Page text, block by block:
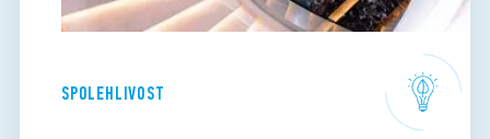
SPOLEHLIVOST